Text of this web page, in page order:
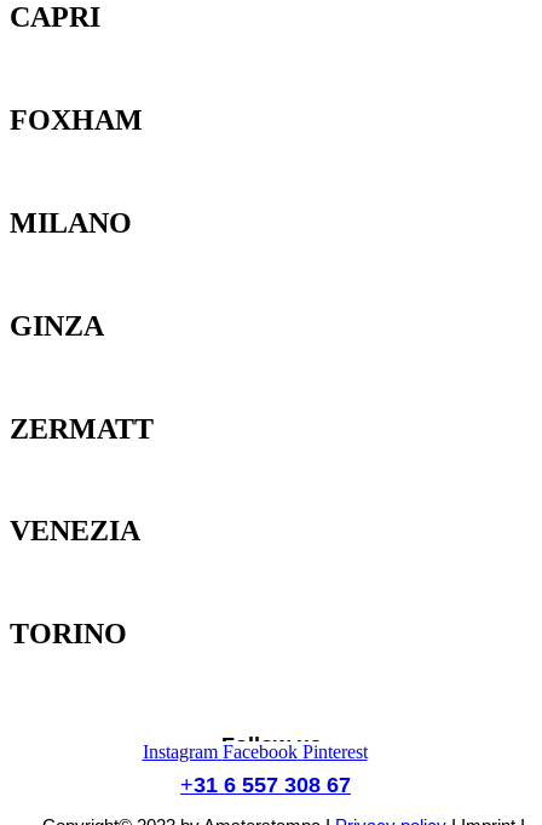
CAPRI
FOXHAM
MILANO
GINZA
ZERMATT
VENEZIA
TORINO
Follow us
Instagram Facebook Pinterest
+31 6 557 308 67